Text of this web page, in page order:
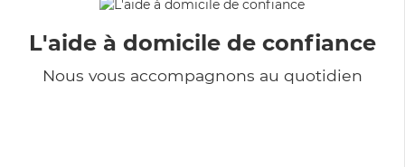
L'aide à domicile de confiance
Nous vous accompagnons au quotidien